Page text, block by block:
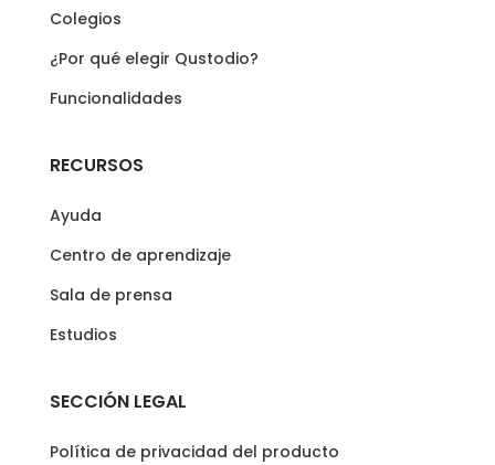
Colegios
¿Por qué elegir Qustodio?
Funcionalidades
RECURSOS
Ayuda
Centro de aprendizaje
Sala de prensa
Estudios
SECCIÓN LEGAL
Política de privacidad del producto